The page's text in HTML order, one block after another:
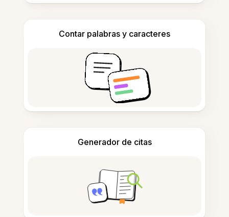
Contar palabras y caracteres
Generador de citas